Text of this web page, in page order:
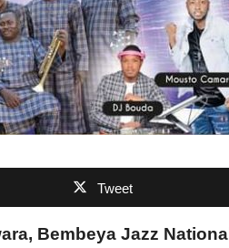
Tweet
Bembeya Jazz National